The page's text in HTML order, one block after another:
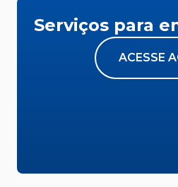
Serviços para
ACESSE